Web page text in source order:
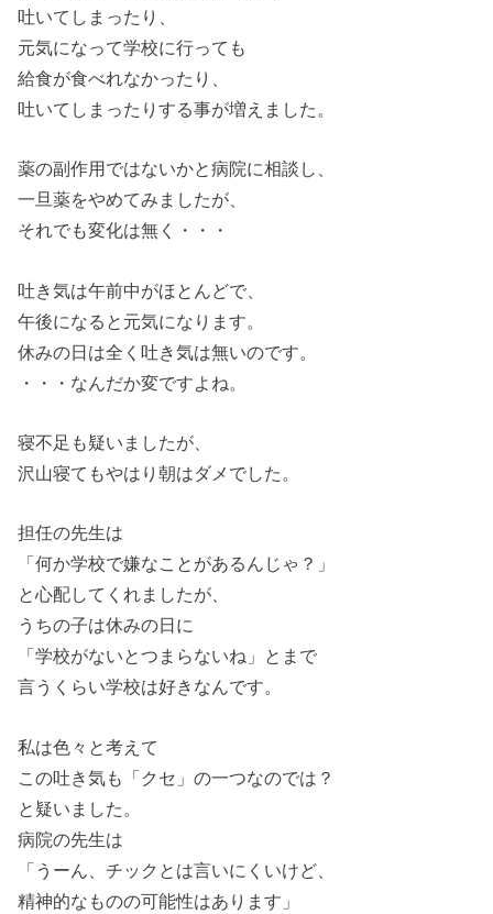
吐いてしまったり、
元気になって学校に行っても
給食が食べれなかったり、
吐いてしまったりする事が増えました。
薬の副作用ではないかと病院に相談し、
一旦薬をやめてみましたが、
それでも変化は無く・・・
吐き気は午前中がほとんどで、
午後になると元気になります。
休みの日は全く吐き気は無いのです。
・・・なんだか変ですよね。
寝不足も疑いましたが、
沢山寝てもやはり朝はダメでした。
担任の先生は
「何か学校で嫌なことがあるんじゃ？」
と心配してくれましたが、
うちの子は休みの日に
「学校がないとつまらないね」とまで
言うくらい学校は好きなんです。
私は色々と考えて
この吐き気も「クセ」の一つなのでは？
と疑いました。
病院の先生は
「うーん、チックとは言いにくいけど、
精神的なものの可能性はあります」